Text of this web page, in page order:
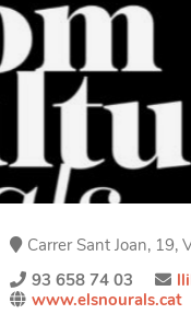
Carrer Sant Joan, 19,
93 658 74 03
www.elsnourals.cat